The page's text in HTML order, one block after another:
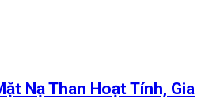
Nạ Than Hoạt Tính, Gia